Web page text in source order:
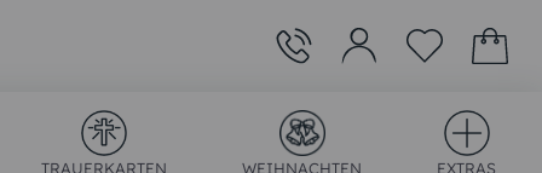
TRAUERKARTEN WEIHNACHTEN EXTRAS